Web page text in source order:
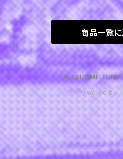
商品一覧に
© 2CHOME
Powered by